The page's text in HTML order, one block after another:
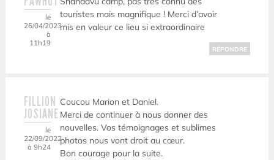
le
26/04/2023
à
11h19
touristes mais magnifique ! Merci d’avoir
mis en valeur ce lieu si extraordinaire
RÉPONDRE
FILLION
JOSIANE
le
22/09/2022
à 9h24
Coucou Marion et Daniel.
Merci de continuer à nous donner des
nouvelles. Vos témoignages et sublimes
photos nous vont droit au cœur.
Bon courage pour la suite.